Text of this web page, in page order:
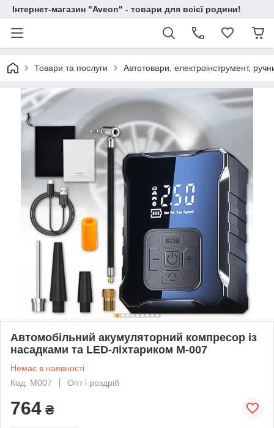
Інтернет-магазин "Aveon" - товари для всієї родини!
Товари та послуги Автотовари, електроінструмент,
Автомобільний акумуляторний компресор із
насадками та LED-ліхтариком М-007
Немає в наявності
Код: М007
Опт і роздріб
764 ₴